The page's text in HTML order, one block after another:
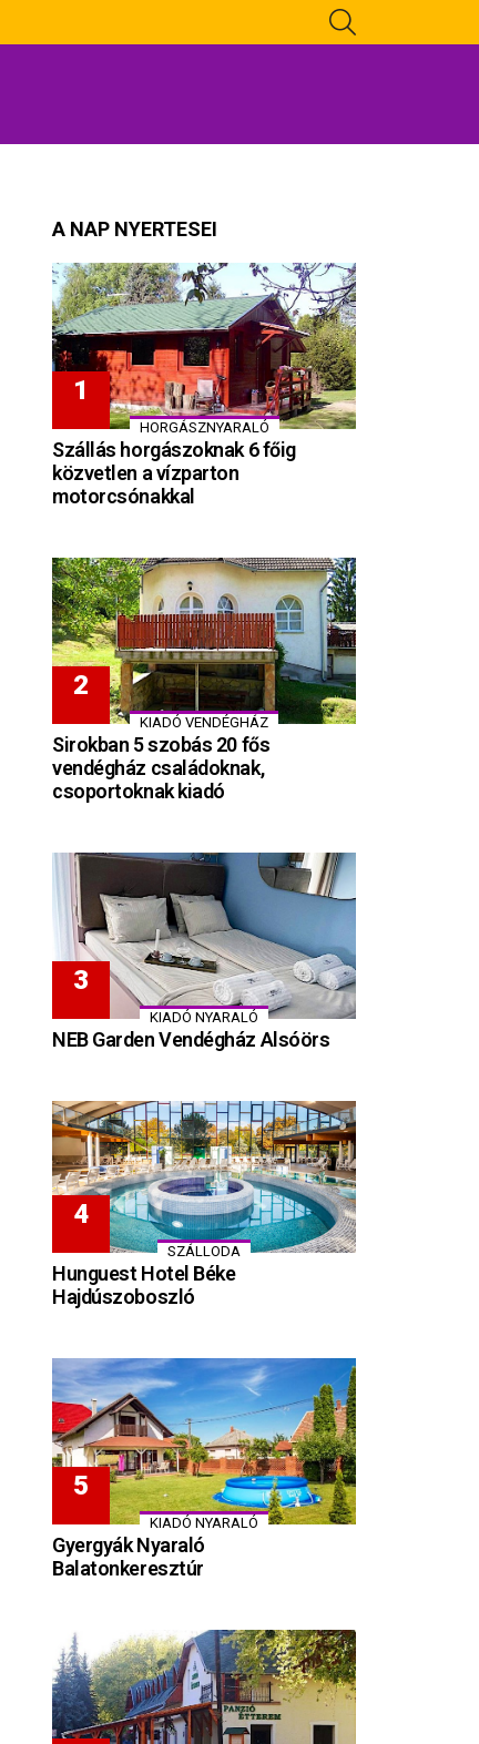
A NAP NYERTESEI
HORGÁSZNYARALÓ
Szállás horgászoknak 6 főig
közvetlen a vízparton
motorcsónakkal
KIADÓ VENDÉGHÁZ
Sirokban 5 szobás 20 fős
vendégház családoknak,
csoportoknak kiadó
KIADÓ NYARALÓ
NEB Garden Vendégház Alsóörs
SZÁLLODA
Hunguest Hotel Béke
Hajdúszoboszló
KIADÓ NYARALÓ
Gyergyák Nyaraló
Balatonkeresztúr